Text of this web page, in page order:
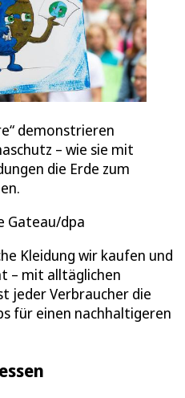
demonstrieren
– wie sie mit
die Erde zum
Gateau/dpa
Kleidung wir kaufen und
– mit alltäglichen
jeder Verbraucher die
für einen nachhaltigeren